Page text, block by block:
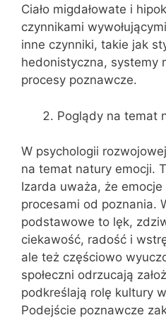
Ciało migdałowate i
czynnikami
inne czynniki, takie jak
hedonistyczna, systemy
procesy poznawcze.
Poglądy na temat
W psychologii
na temat natury emocji.
Izarda uważa, że
procesami od poznania.
podstawowe to lęk,
ciekawość, radość i
ale też częściowo
społeczni odrzucają
podkreślają rolę kultury
Podejście poznawcze